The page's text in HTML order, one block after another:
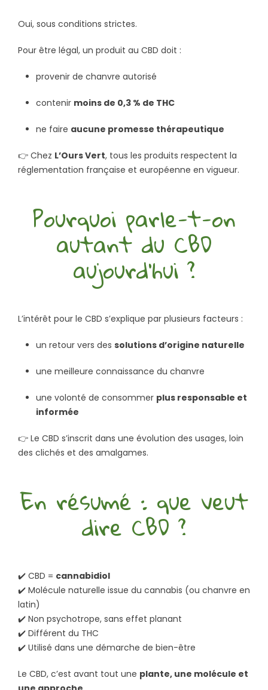
Oui, sous conditions strictes.
Pour être légal, un produit au CBD doit :
provenir de chanvre autorisé
contenir moins de 0,3 % de THC
ne faire aucune promesse thérapeutique
👉 Chez L’Ours Vert, tous les produits respectent la
réglementation française et européenne en vigueur.
Pourquoi parle-t-on
autant du CBD
aujourd’hui ?
L’intérêt pour le CBD s’explique par plusieurs facteurs :
un retour vers des solutions d’origine naturelle
une meilleure connaissance du chanvre
une volonté de consommer plus responsable et
informée
👉 Le CBD s’inscrit dans une évolution des usages, loin
des clichés et des amalgames.
En résumé : que veut
dire CBD ?
✔️ CBD = cannabidiol
✔️ Molécule naturelle issue du cannabis (ou chanvre en
latin)
✔️ Non psychotrope, sans effet planant
✔️ Différent du THC
✔️ Utilisé dans une démarche de bien-être
Le CBD, c’est avant tout une plante, une molécule et